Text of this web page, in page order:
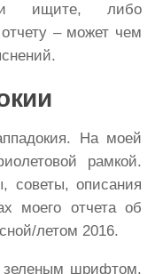
ищите, либо
– может чем
На моей
рамкой.
советы, описания
моего отчета об
летом 2016.
зеленым шрифтом.